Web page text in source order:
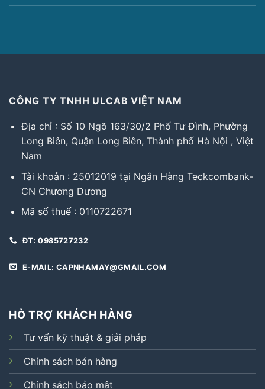
CÔNG TY TNHH ULCAB VIỆT NAM
Địa chỉ : Số 10 Ngõ 163/30/2 Phố Tư Đình, Phường
Long Biên, Quận Long Biên, Thành phố Hà Nội , Việt
Nam
Tài khoản : 25012019 tại Ngân Hàng Teckcombank-
CN Chương Dương
Mã số thuế : 0110722671
ĐT: 0985727232
E-MAIL: CAPNHAMAY@GMAIL.COM
HỖ TRỢ KHÁCH HÀNG
Tư vấn kỹ thuật & giải pháp
Chính sách bán hàng
Chính sách bảo mật